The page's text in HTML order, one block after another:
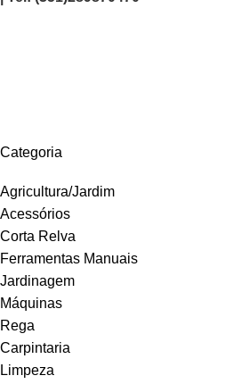
Categoria
Agricultura/Jardim
Acessórios
Corta Relva
Ferramentas Manuais
Jardinagem
Máquinas
Rega
Carpintaria
Limpeza